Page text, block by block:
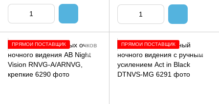
ПРЯМОЙ ПОСТАВЩИК ПРЯМОЙ ПОСТАВЩИК